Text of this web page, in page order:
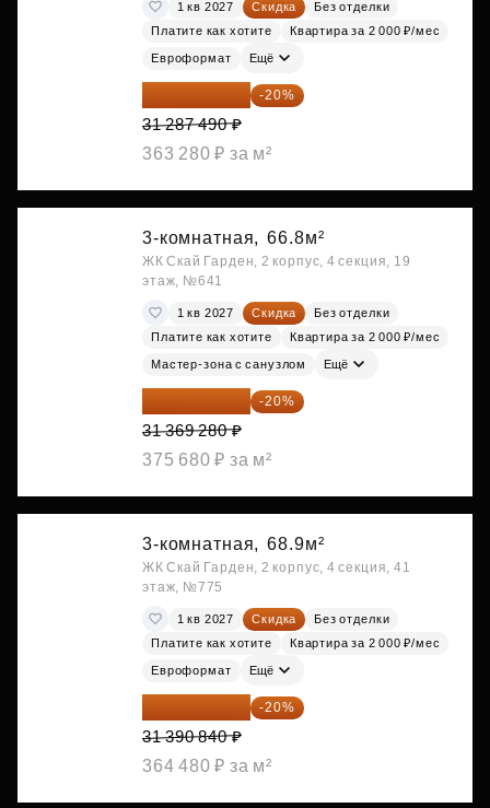
1 кв 2027 Скидка
Без отделки
Платите как хотите
Квартира за 2 000 ₽/мес
Евроформат Ещё
25 029 992 ₽ -20%
31 287 490 ₽
363 280 ₽ за м²
3-комнатная, 66.8м²
ЖК Скай Гарден, 2 корпус, 4 секция, 19
этаж, №641
1 кв 2027 Скидка
Без отделки
Платите как хотите
Квартира за 2 000 ₽/мес
Мастер-зона с санузлом Ещё
25 095 424 ₽ -20%
31 369 280 ₽
375 680 ₽ за м²
3-комнатная, 68.9м²
ЖК Скай Гарден, 2 корпус, 4 секция, 41
этаж, №775
1 кв 2027 Скидка
Без отделки
Платите как хотите
Квартира за 2 000 ₽/мес
Евроформат Ещё
25 112 672 ₽ -20%
31 390 840 ₽
364 480 ₽ за м²